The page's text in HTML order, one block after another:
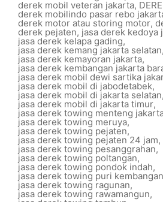
derek mobil veteran jakarta,
derek mobilindo pasar rebo
derek motor atau storing motor,
derek pejaten, jasa derek kedoya
jasa derek kelapa gading,
jasa derek kemang jakarta selatan,
jasa derek kemayoran jakarta,
jasa derek kembangan jakarta
jasa derek mobil dewi sartika
jasa derek mobil di jabodetabek,
jasa derek mobil di jakarta selatan,
jasa derek mobil di jakarta timur,
jasa derek towing menteng
jasa derek towing meruya,
jasa derek towing pejaten,
jasa derek towing pejaten 24 jam,
jasa derek towing pesanggrahan,
jasa derek towing poltangan,
jasa derek towing pondok indah,
jasa derek towing puri kembangan
jasa derek towing ragunan,
jasa derek towing rawamangun,